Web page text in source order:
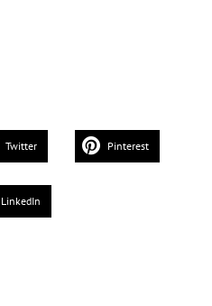
Twitter Pinterest
LinkedIn